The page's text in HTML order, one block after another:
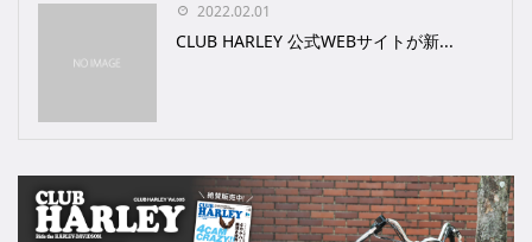
2022.02.01
CLUB HARLEY 公式WEBサイトが新...